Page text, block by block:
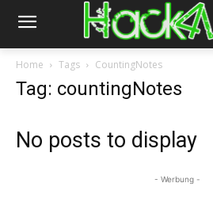
Home Tags CountingNotes
Tag: countingNotes
No posts to display
- Werbung -